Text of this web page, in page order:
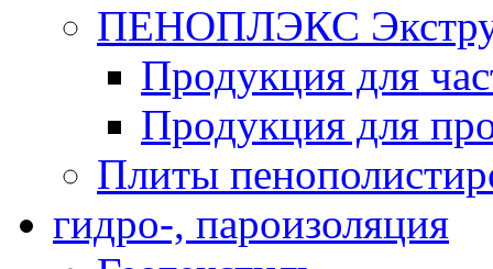
ПЕНОПЛЭКС
Продукция для
Продукция для
Плиты
гидро-, пароизоляция